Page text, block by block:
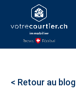
< Retour au blog